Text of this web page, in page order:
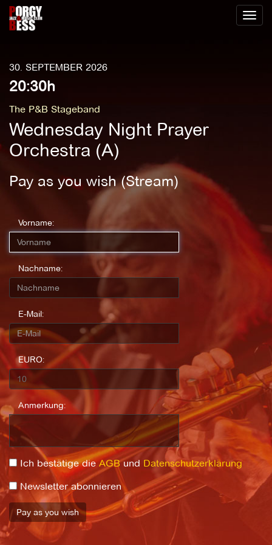
Toggle
30. SEPTEMBER 2026
20:30h
The P&B Stageband
Wednesday Night Prayer
Orchestra (A)
Pay as you wish (Stream)
Vorname:
Nachname:
E-Mail:
EURO:
Anmerkung:
Ich bestätige dieAGBund Datenschutzerklärung
Newsletter abonnieren
Pay as you wish